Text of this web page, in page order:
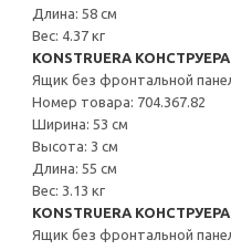
Длина: 58 см
Вес: 4.37 кг
KONSTRUERA КОНСТРУЕРА
Ящик без фронтальной
Номер товара: 704.367.82
Ширина: 53 см
Высота: 3 см
Длина: 55 см
Вес: 3.13 кг
KONSTRUERA КОНСТРУЕРА
Ящик без фронтальной